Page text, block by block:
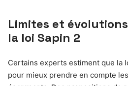
Limites et
la loi Sapin 2
Certains experts estiment que la
pour mieux prendre en compte